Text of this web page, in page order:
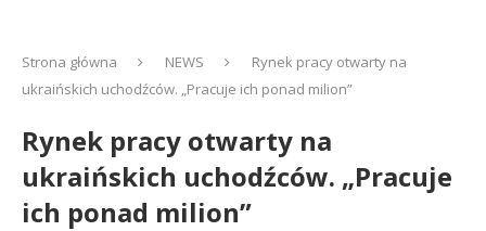
Strona główna NEWS
Rynek pracy otwarty na
ukraińskich uchodźców. „Pracuje ich ponad milion”
Rynek pracy otwarty na
ukraińskich uchodźców. „Pracuje
ich ponad milion”